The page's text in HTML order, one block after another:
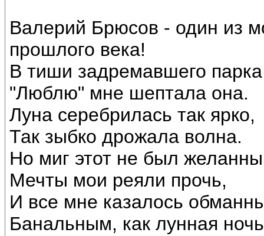
Валерий Брюсов - один из
прошлого века!
В тиши задремавшего парка
"Люблю" мне шептала она.
Луна серебрилась так ярко,
Так зыбко дрожала волна.
Но миг этот не был
Мечты мои реяли прочь,
И все мне казалось
Банальным, как лунная